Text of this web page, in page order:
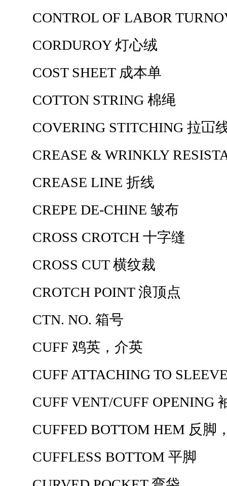
CONTROL OF LABOR
CORDUROY 灯心绒
COST SHEET 成本单
COTTON STRING 棉绳
COVERING STITCHING 拉冚
CREASE & WRINKLY
CREASE LINE 折线
CREPE DE-CHINE 皱布
CROSS CROTCH 十字缝
CROSS CUT 横纹裁
CROTCH POINT 浪顶点
CTN. NO. 箱号
CUFF 鸡英，介英
CUFF ATTACHING TO
CUFF VENT/CUFF OPENING
CUFFED BOTTOM HEM 反脚
CUFFLESS BOTTOM 平脚